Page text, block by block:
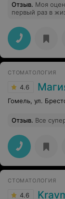
Отзыв. Моя
первый раз в
сверлить зуб
никогда бы не
произошло!
зубной камень-
Приятный,
стоматологию!
СТОМАТОЛОГИЯ
4.6
Гомель, ул.
Отзыв. Все
СТОМАТОЛОГИЯ
4.6